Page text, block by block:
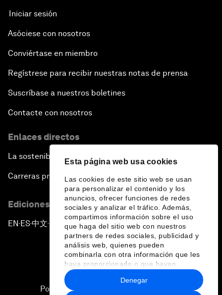
Esta página web usa cookies
Las cookies de este sitio web se usan
para personalizar el contenido y los
anuncios, ofrecer funciones de redes
sociales y analizar el tráfico. Además,
compartimos información sobre el uso
que haga del sitio web con nuestros
partners de redes sociales, publicidad y
análisis web, quienes pueden
combinarla con otra información que les
haya proporcionado o que hayan
recopilado a partir del uso que haya
hecho de sus servicios.
Denegar
Iniciar sesión
Asóciese con nosotros
Conviértase en miembro
Regístrese para recibir nuestras notas de prensa
Suscríbase a nuestros boletines
Contacte con nosotros
Enlaces directos
La sostenibilidad en el Foro
Carreras profesionales
Ediciones en otros idiomas
EN ▪ES▪中文▪ 日本語
Política de privacidad y normas de uso